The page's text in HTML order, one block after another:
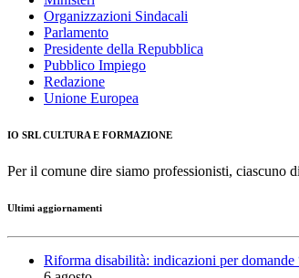
Organizzazioni Sindacali
Parlamento
Presidente della Repubblica
Pubblico Impiego
Redazione
Unione Europea
IO SRL CULTURA E FORMAZIONE
Per il comune dire siamo professionisti, ciascuno
Ultimi aggiornamenti
Riforma disabilità: indicazioni per domande